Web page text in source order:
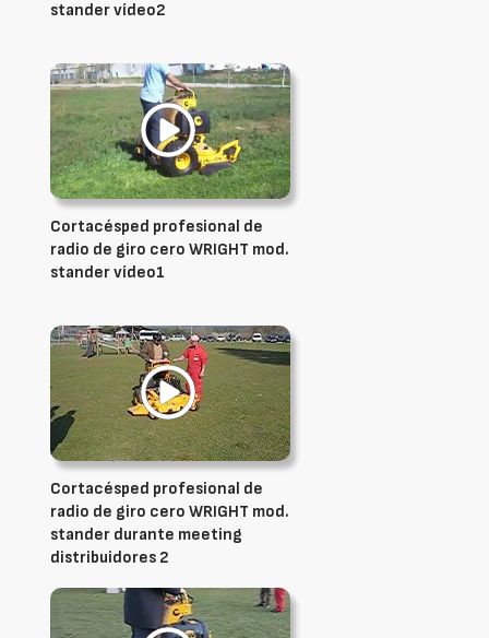
stander vídeo2
Cortacésped profesional de
radio de giro cero WRIGHT mod.
stander vídeo1
Cortacésped profesional de
radio de giro cero WRIGHT mod.
stander durante meeting
distribuidores 2